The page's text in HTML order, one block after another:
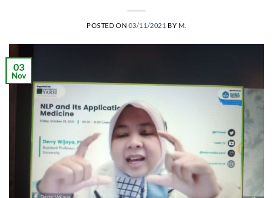
POSTED ON 03/11/2021 BY M.
03
Nov